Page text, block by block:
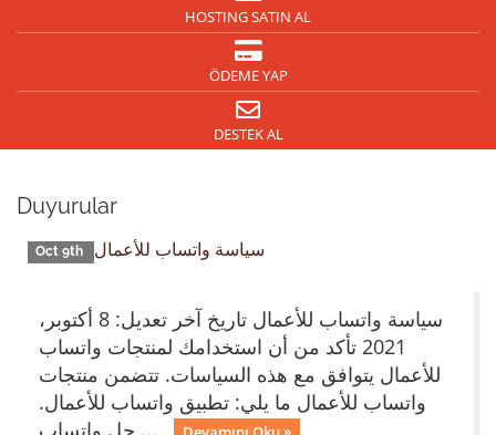
HOSTING SATIN AL
ÖDEME YAP
DESTEK AL
Duyurular
Oct 9th سياسة واتساب للأعمال
سياسة واتساب للأعمال تاريخ آخر تعديل: 8 أكتوبر،
2021 تأكد من أن استخدامك لمنتجات واتساب
للأعمال يتوافق مع هذه السياسات. تتضمن منتجات
واتساب للأعمال ما يلي: تطبيق واتساب للأعمال.
حل واتساب ...